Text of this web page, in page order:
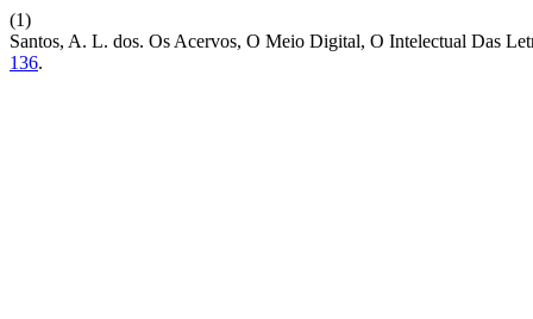
(1)
Santos, A. L. dos. Os Acervos, O Meio Digital, O Intelectual Das
136.